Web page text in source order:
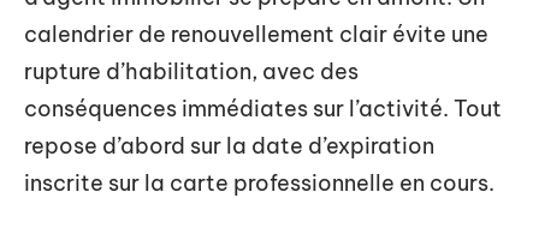
calendrier de renouvellement clair évite une
rupture d’habilitation, avec des
conséquences immédiates sur l’activité. Tout
repose d’abord sur la date d’expiration
inscrite sur la carte professionnelle en cours.